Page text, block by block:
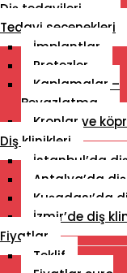
Diş tedavileri
Tedavi seçenekleri
İmplantlar
Protezler
Kaplamalar –
Beyazlatma
Kronlar ve
Diş klinikleri
İstanbul’da
Antalya’da
Kuşadası’da
İzmir’de diş
Fiyatlar
Teklif